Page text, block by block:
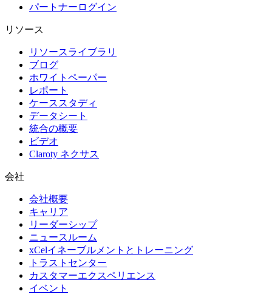
パートナーログイン
リソース
リソースライブラリ
ブログ
ホワイトペーパー
レポート
ケーススタディ
データシート
統合の概要
ビデオ
Claroty ネクサス
会社
会社概要
キャリア
リーダーシップ
ニュースルーム
xCelイネーブルメントとトレーニング
トラストセンター
カスタマーエクスペリエンス
イベント